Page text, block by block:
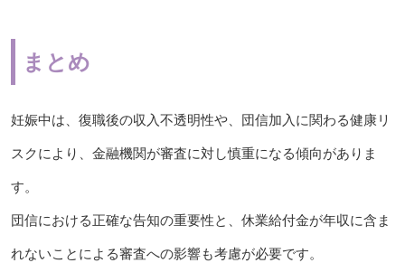
まとめ
妊娠中は、復職後の収入不透明性や、団信加入に関わる健康リ
スクにより、金融機関が審査に対し慎重になる傾向がありま
す。
団信における正確な告知の重要性と、休業給付金が年収に含ま
れないことによる審査への影響も考慮が必要です。